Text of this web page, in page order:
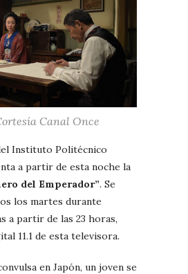
Canal Once
Instituto Politécnico
a partir de esta noche la
del Emperador”. Se
los martes durante
a partir de las 23 horas,
11.1 de esta televisora.
en Japón, un joven se